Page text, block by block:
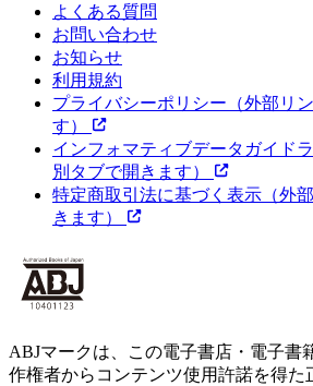
よくある質問
お問い合わせ
お知らせ
利用規約
プライバシーポリシー （外部リ
す）
インフォマティブデータガイド
別タブで開きます）
特定商取引法に基づく表示 （外
きます）
ABJマークは、この電子書店・電子書
作権者からコンテンツ使用許諾を得た